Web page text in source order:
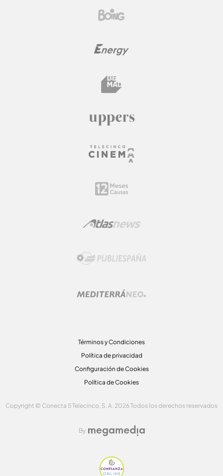
Términos y Condiciones
Política de privacidad
Configuración de Cookies
Política de Cookies
Copyright © Conecta 5 Telecinco, S. A. 2026 Todos los derechos reservados
By